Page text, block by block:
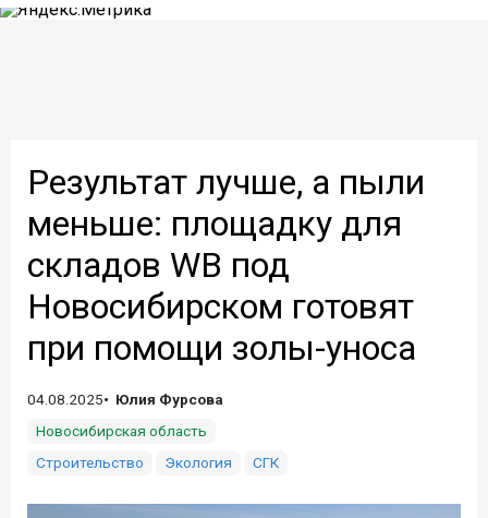
Результат лучше, а пыли
меньше: площадку для
складов WB под
Новосибирском готовят
при помощи золы-уноса
04.08.2025
Юлия Фурсова
Новосибирская область
Строительство
Экология СГК